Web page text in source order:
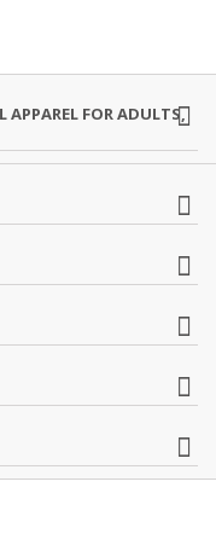
FOR ADULTS,